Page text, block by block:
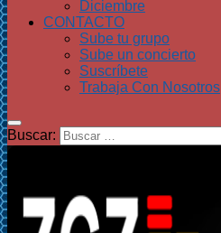
Diciembre
CONTACTO
Sube tu grupo
Sube un concierto
Suscríbete
Trabaja Con Nosotros
Buscar: